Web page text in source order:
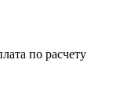
по расчету